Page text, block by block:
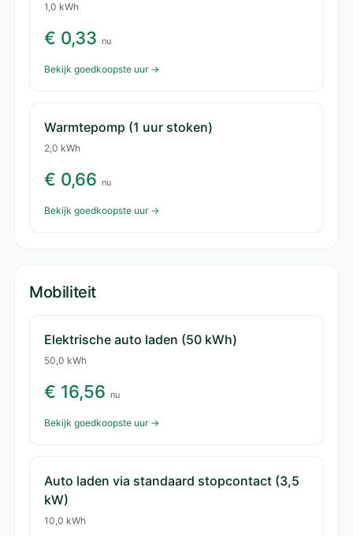
1,0 kWh
€ 0,33 nu
Bekijk goedkoopste uur →
Warmtepomp (1 uur stoken)
2,0 kWh
€ 0,66 nu
Bekijk goedkoopste uur →
Mobiliteit
Elektrische auto laden (50 kWh)
50,0 kWh
€ 16,56 nu
Bekijk goedkoopste uur →
Auto laden via standaard stopcontact (3,5
kW)
10,0 kWh